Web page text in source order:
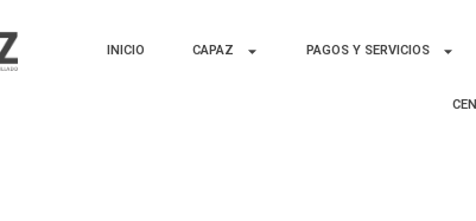
INICIO CAPAZ PAGOS Y SERVICIOS